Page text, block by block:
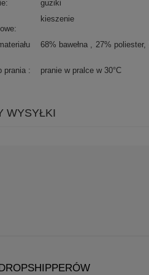
guziki
kieszenie
68% bawełna 27% poliester
prania pranie w pralce w 30°C
WYSYŁKI